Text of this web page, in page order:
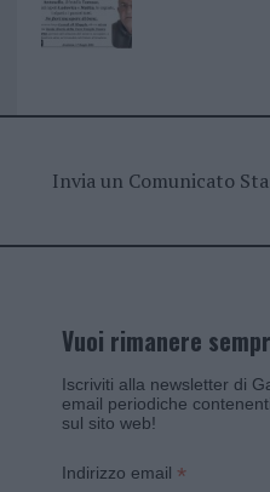
Invia un Comunicato
Vuoi rimanere
Iscriviti alla newsletter di
email periodiche
sul sito web!
Indirizzo email *